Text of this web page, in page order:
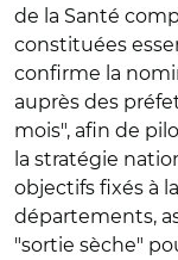
de la Santé
constituées
confirme la
auprès des
mois", afin de
la stratégie
objectifs fixés à
départements,
"sortie sèche"